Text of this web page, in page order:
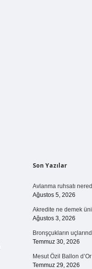
Sidebar
Son Yazılar
Avlanma ruhsatı
Ağustos 5, 2026
Akredite ne demek
Ağustos 3, 2026
Bronşçukların
Temmuz 30, 2026
Mesut Özil Ballon d’Or
Temmuz 29, 2026